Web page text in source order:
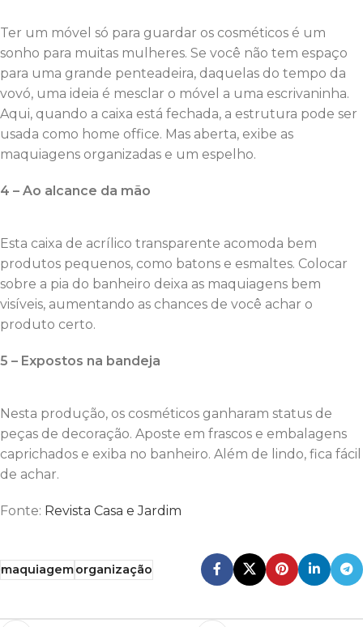
Ter um móvel só para guardar os cosméticos é um
sonho para muitas mulheres. Se você não tem espaço
para uma grande penteadeira, daquelas do tempo da
vovó, uma ideia é mesclar o móvel a uma escrivaninha.
Aqui, quando a caixa está fechada, a estrutura pode ser
usada como home office. Mas aberta, exibe as
maquiagens organizadas e um espelho.
4 – Ao alcance da mão
Esta caixa de acrílico transparente acomoda bem
produtos pequenos, como batons e esmaltes. Colocar
sobre a pia do banheiro deixa as maquiagens bem
visíveis, aumentando as chances de você achar o
produto certo.
5 – Expostos na bandeja
Nesta produção, os cosméticos ganharam status de
peças de decoração. Aposte em frascos e embalagens
caprichados e exiba no banheiro. Além de lindo, fica fácil
de achar.
Fonte: Revista Casa e Jardim
maquiagemorganização